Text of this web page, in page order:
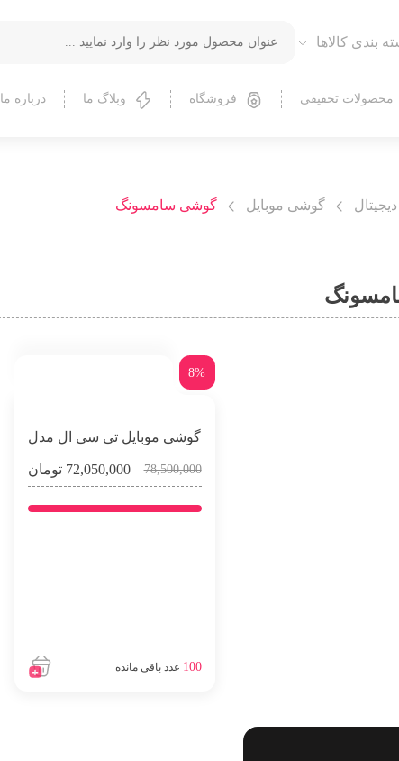
بندی کالاها
محصولات تخفیفی فروشگاه وبلاگ ما درباره ما
گوشی موبایل گوشی سامسونگ
8%
گوشی موبایل تی سی ال مدل
40 SE 78,500,000
72,050,000 تومان
100 عدد باقی مانده